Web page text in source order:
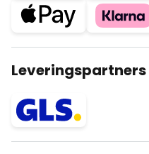
Leveringspartners